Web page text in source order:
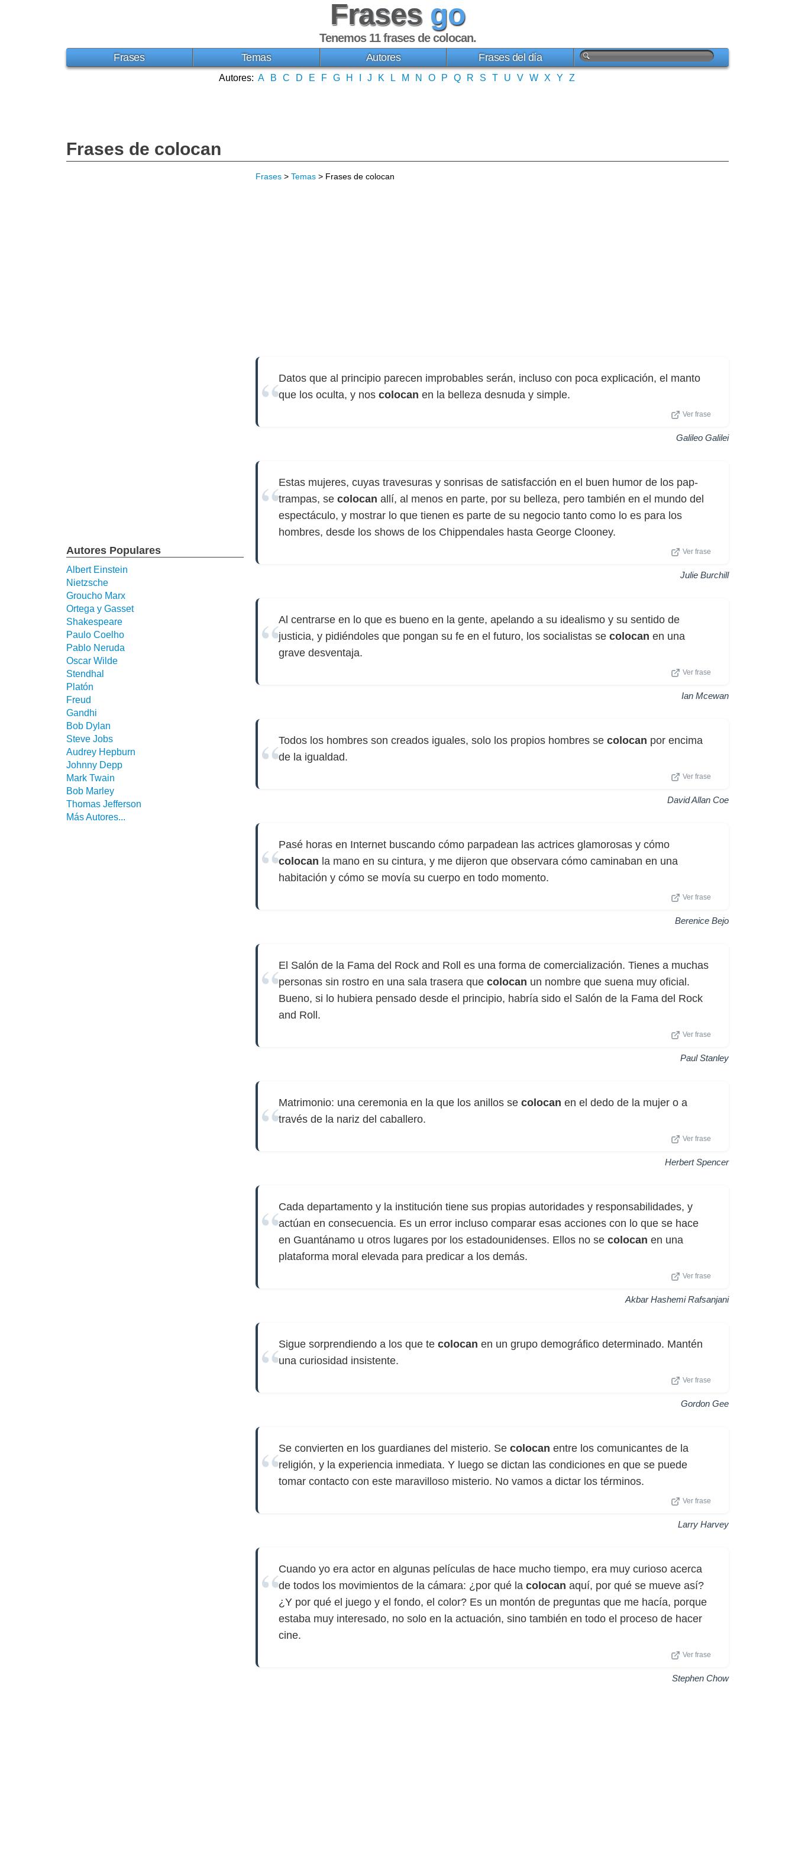
Frases go
Tenemos 11frases de colocan.
Frases Temas Autores Frases del día
Autores: A B C D E F G H J K L M N O P Q R S T U V W X Y Z
Frases de colocan
Frases > Temas > Frases de colocan
Datos que al principio parecen improbables serán, incluso con poca explicación, el manto
que los oculta, y nos colocan en la belleza desnuda y simple.
Ver frase
Galileo Galilei
Estas mujeres, cuyas travesuras y sonrisas de satisfacción en el buen humor de los pap-
trampas, se colocan allí, al menos en parte, por su belleza, pero también en el mundo del
espectáculo, y mostrar lo que tienen es parte de su negocio tanto como lo es para los
hombres, desde los shows de los Chippendales hasta George Clooney.
Ver frase
Julie Burchill
Al centrarse en lo que es bueno en la gente, apelando a su idealismo y su sentido de
justicia, y pidiéndoles que pongan su fe en el futuro, los socialistas se colocan en una
grave desventaja.
Ver frase
Ian Mcewan
Todos los hombres son creados iguales, solo los propios hombres se colocan por encima
de la igualdad.
Ver frase
David Allan Coe
Pasé horas en Internet buscando cómo parpadean las actrices glamorosas y cómo
colocan la mano en su cintura, y me dijeron que observara cómo caminaban en una
habitación y cómo se movía su cuerpo en todo momento.
Ver frase
Berenice Bejo
El Salón de la Fama del Rock and Roll es una forma de comercialización. Tienes a muchas
personas sin rostro en una sala trasera que colocan un nombre que suena muy oficial.
Bueno, si lo hubiera pensado desde el principio, habría sido el Salón de la Fama del Rock
and Roll.
Ver frase
Paul Stanley
Matrimonio: una ceremonia en la que los anillos se colocan en el dedo de la mujer o a
través de la nariz del caballero.
Ver frase
Herbert Spencer
Cada departamento y la institución tiene sus propias autoridades y responsabilidades, y
actúan en consecuencia. Es un error incluso comparar esas acciones con lo que se hace
en Guantánamo u otros lugares por los estadounidenses. Ellos no se colocan en una
plataforma moral elevada para predicar a los demás.
Ver frase
Akbar Hashemi Rafsanjani
Sigue sorprendiendo a los que te colocan en un grupo demográfico determinado. Mantén
una curiosidad insistente.
Ver frase
Gordon Gee
Se convierten en los guardianes del misterio. Se colocan entre los comunicantes de la
religión, y la experiencia inmediata. Y luego se dictan las condiciones en que se puede
tomar contacto con este maravilloso misterio. No vamos a dictar los términos.
Ver frase
Larry Harvey
Cuando yo era actor en algunas películas de hace mucho tiempo, era muy curioso acerca
de todos los movimientos de la cámara: ¿por qué la colocan aquí, por qué se mueve así?
¿Y por qué el juego y el fondo, el color? Es un montón de preguntas que me hacía, porque
estaba muy interesado, no solo en la actuación, sino también en todo el proceso de hacer
cine.
Ver frase
Stephen Chow
Autores Populares
Albert Einstein
Nietzsche
Groucho Marx
Ortega y Gasset
Shakespeare
Paulo Coelho
Pablo Neruda
Oscar Wilde
Stendhal
Platón
Freud
Gandhi
Bob Dylan
Steve Jobs
Audrey Hepburn
Johnny Depp
Mark Twain
Bob Marley
Thomas Jefferson
Más Autores...